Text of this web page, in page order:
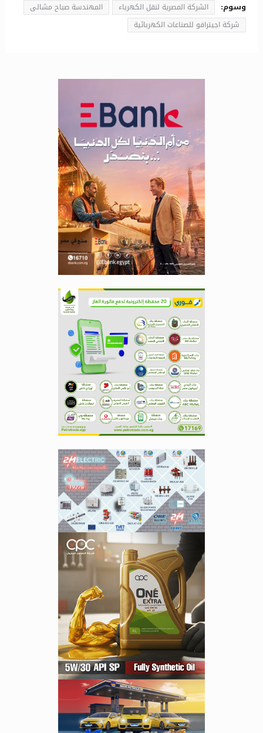
وسوم: الشركة المصرية لنقل الكهرباء
المهندسة صباح مشالى
شركة اجيترافو للصناعات الكهربائية